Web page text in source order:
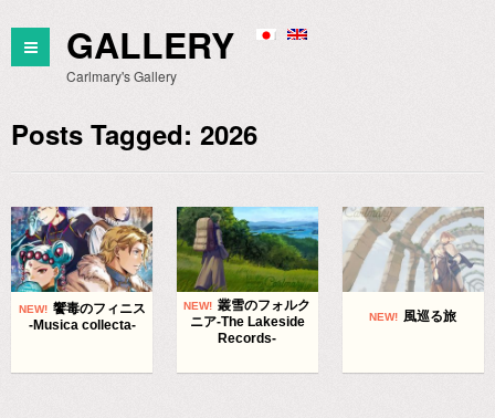
GALLERY
Carlmary's Gallery
Posts Tagged: 2026
饗毒のフィニス
-Musica collecta-
叢雪のフォルク
ニア-The Lakeside
Records-
風巡る旅